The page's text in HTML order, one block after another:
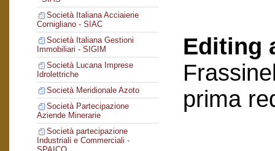
Società Italiana Acciaierie
Cornigliano - SIAC
Società Italiana Gestioni
Immobiliari - SIGIM
Società Lucana Imprese
Idrolettriche
Società Meridionale Azoto
Società Partecipazione
Aziende Minerarie
Società partecipazione
Industriali e Commerciali -
Editing
prima